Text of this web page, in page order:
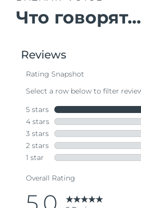
Что говорят...